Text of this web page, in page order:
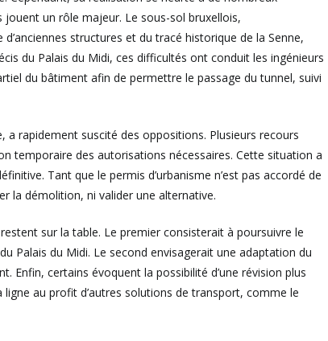
un rôle majeur. Le sous-sol bruxellois,
structures et du tracé historique de la Senne,
du Palais du Midi, ces difficultés ont conduit les ingénieurs
du bâtiment afin de permettre le passage du tunnel, suivi
rapidement suscité des oppositions. Plusieurs recours
temporaire des autorisations nécessaires. Cette situation a
Tant que le permis d’urbanisme n’est pas accordé de
la démolition, ni valider une alternative.
sur la table. Le premier consisterait à poursuivre le
Palais du Midi. Le second envisagerait une adaptation du
Enfin, certains évoquent la possibilité d’une révision plus
au profit d’autres solutions de transport, comme le